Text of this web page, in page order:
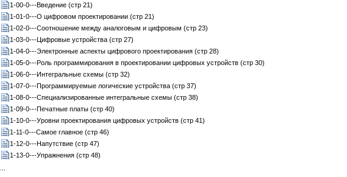
1-00-0---Введение (стр 21)
1-01-0---О цифровом проектировании (стр 21)
1-02-0---Соотношение между аналоговым и цифровым (стр 23)
1-03-0---Цифровые устройства (стр 27)
1-04-0---Электронные аспекты цифрового проектирования (стр 28)
1-05-0---Роль программирования в проектировании цифровых устройств (стр 30)
1-06-0---Интегральные схемы (стр 32)
1-07-0---Программируемые логические устройства (стр 37)
1-08-0---Специализированные интегральные схемы (стр 38)
1-09-0---Печатные платы (стр 40)
1-10-0---Уровни проектирования цифровых устройств (стр 41)
1-11-0---Самое главное (стр 46)
1-12-0---Напутствие (стр 47)
1-13-0---Упражнения (стр 48)